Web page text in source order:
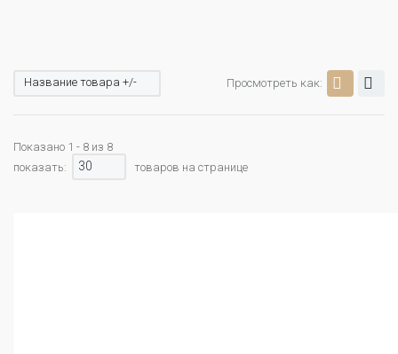
Просмотреть как:
Название товара +/-
Показано 1 - 8 из 8
показать:
30 товаров на странице